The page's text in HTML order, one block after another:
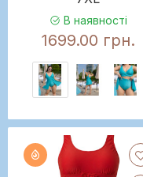
В наявності
1699.00 грн.